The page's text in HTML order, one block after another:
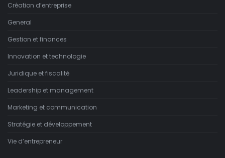
Création d’entreprise
General
Gestion et finances
Innovation et technologie
Juridique et fiscalité
Leadership et management
Marketing et communication
Stratégie et développement
Vie d’entrepreneur